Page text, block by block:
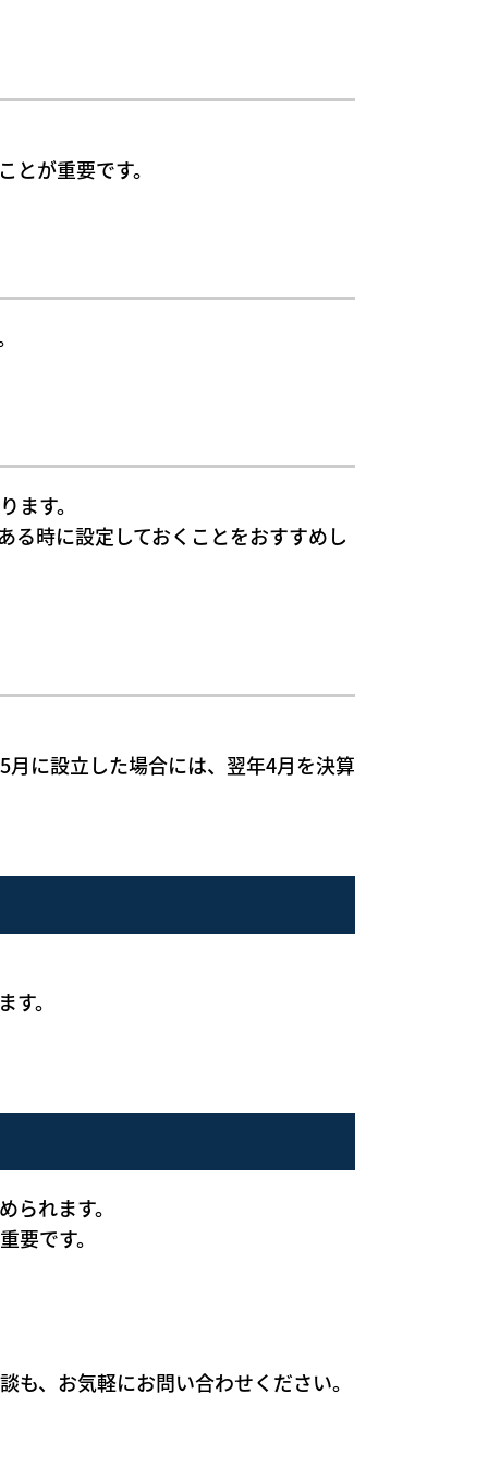
が重要です。
ます。
る時に設定しておくことをおすすめし
に設立した場合には、翌年4月を決算
。
れます。
要です。
、お気軽にお問い合わせください。